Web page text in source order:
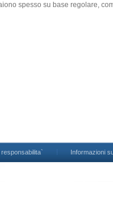
spesso su base regolare,
Informazioni